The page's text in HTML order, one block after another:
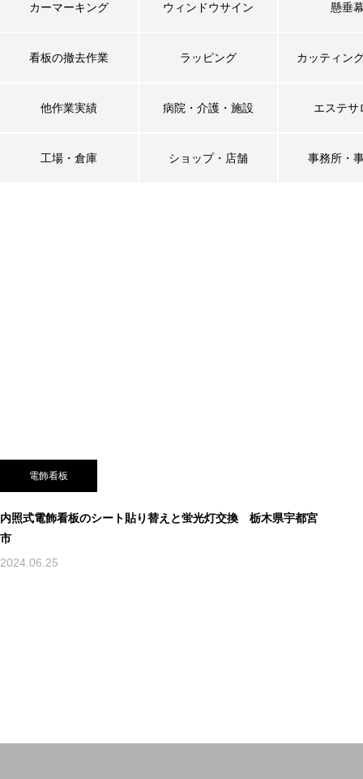
カーマーキング ウィンドウサイン 懸垂
看板の撤去作業 ラッピング カッティン
他作業実績 病院・介護・施設 エステサ
工場・倉庫 ショップ・店舗 事務所・
電飾看板
内照式電飾看板のシート貼り替えと蛍光灯交換 栃木県宇都宮
市
2024.06.25